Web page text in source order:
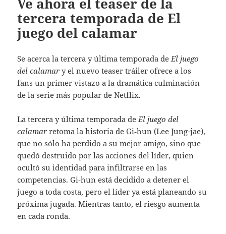
tercera temporada de El
juego del calamar
Se acerca la tercera y última temporada de El juego
del calamar y el nuevo teaser tráiler ofrece a los
fans un primer vistazo a la dramática culminación
de la serie más popular de Netflix.
La tercera y última temporada de El juego del
calamar retoma la historia de Gi‑hun (Lee Jung-jae),
que no sólo ha perdido a su mejor amigo, sino que
quedó destruido por las acciones del líder, quien
ocultó su identidad para infiltrarse en las
competencias. Gi‑hun está decidido a detener el
juego a toda costa, pero el líder ya está planeando su
próxima jugada. Mientras tanto, el riesgo aumenta
en cada ronda.